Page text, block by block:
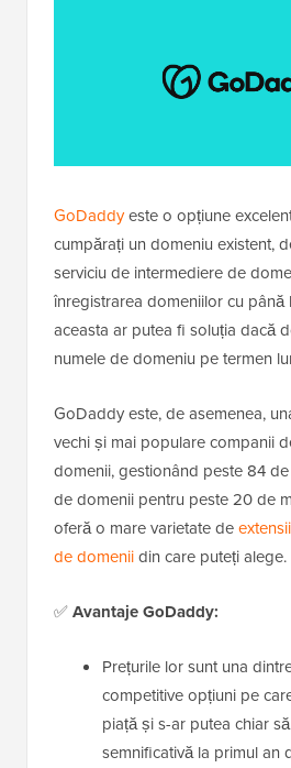
GoDaddyeste o opțiune
cumpărați un domeniu existent,
serviciu de intermediere de
înregistrarea domeniilor cu până
aceasta ar putea fi soluția dacă
numele de domeniu pe termen
GoDaddy este, de asemenea,
vechi și mai populare companii
domenii, gestionând peste 84
de domenii pentru peste 20 de
oferă o mare varietate de
de domeniidin care puteți alege.
✅Avantaje GoDaddy:
Prețurile lor sunt una
competitive opțiuni pe
piață și s-ar putea chiar
semnificativă la primul an